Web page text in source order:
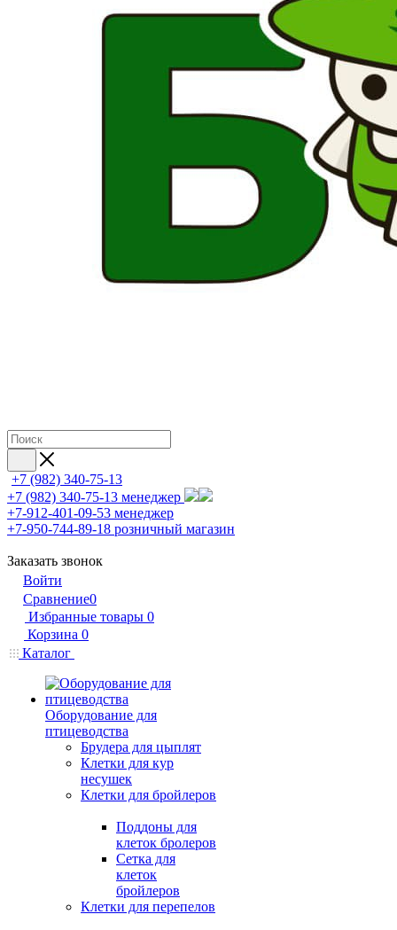
+7 (982) 340-75-13
+7 (982) 340-75-13 менеджер
+7-912-401-09-53 менеджер
+7-950-744-89-18 розничный магазин
Заказать звонок
Войти
Сравнение0
Избранные товары 0
Корзина 0
Каталог
Оборудование для
птицеводства
Брудера для цыплят
Клетки для кур
несушек
Клетки для бройлеров
Поддоны для
клеток бролеров
Сетка для
клеток
бройлеров
Клетки для перепелов